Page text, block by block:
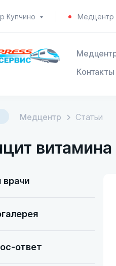
Купчино Медцентр
Контакты
Медцентр Статьи
витамина
ответ